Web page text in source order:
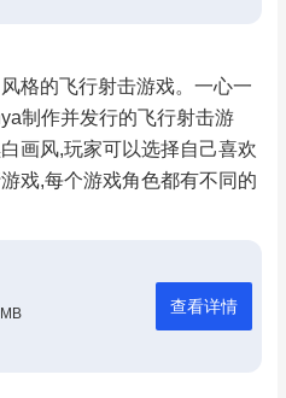
格的飞行射击游戏。一心一
制作并发行的飞行射击游
画风,玩家可以选择自己喜欢
戏,每个游戏角色都有不同的
查看详情